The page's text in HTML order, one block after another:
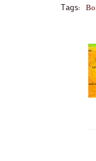
Tags: